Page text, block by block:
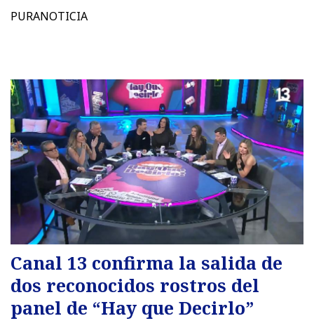
PURANOTICIA
Canal 13 confirma la salida de
dos reconocidos rostros del
panel de “Hay que Decirlo”